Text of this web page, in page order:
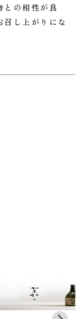
の相性が良
召し上がりにな